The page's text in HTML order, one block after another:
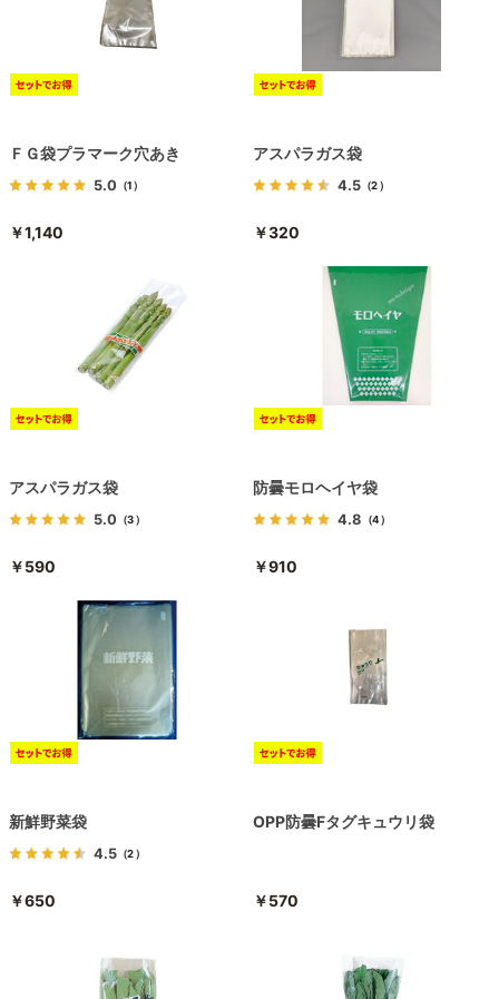
ＦＧ袋プラマーク穴あき
5.0 （1）
￥1,140
アスパラガス袋
4.5（2）
￥320
アスパラガス袋
5.0 （3）
￥590
防曇モロヘイヤ袋
4.8 （4）
￥910
新鮮野菜袋
4.5（2）
￥650
OPP防曇Fタグキュウリ袋
￥570